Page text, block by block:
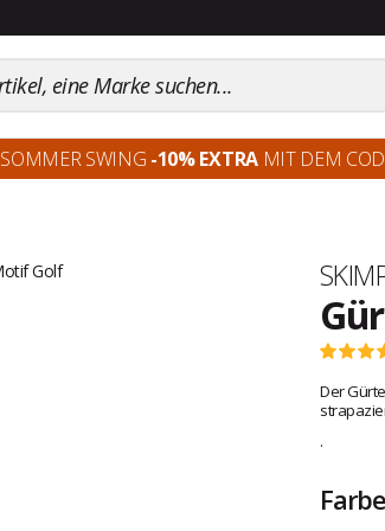
SOMMER SWING -10% EXTRAMIT DEM
Marke
Note:
von
5
Der
.
Farbe